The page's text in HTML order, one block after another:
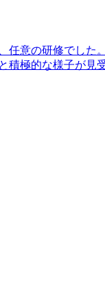
意の研修でした
極的な様子が見